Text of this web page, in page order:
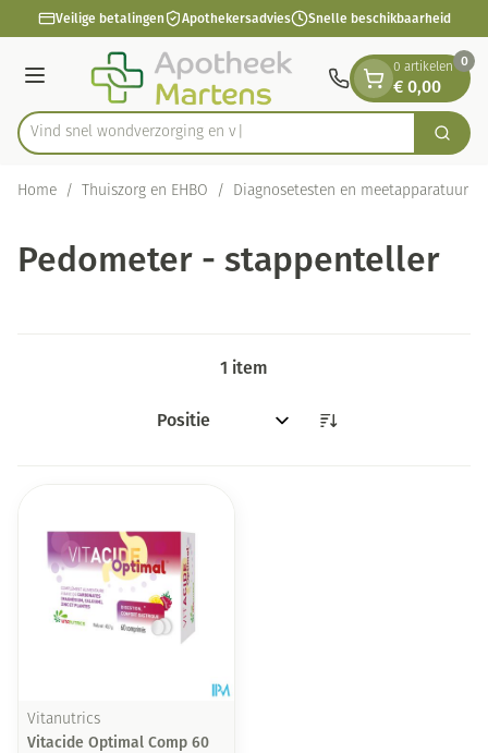
Ga naar de inhoud
1 van 1Veilige betalingen Apothekersadvies Snelle beschikbaarheid
Menu
Product, merk, categorie...
Vind snel wondverzorging Zoek
0 artikelen
€ 0,00
0
Home / Thuiszorg en EHBO / Diagnosetesten en meetapparatuur
Pedometer - stappenteller
1 item
Sorteer op:
Vitanutrics
Vitacide Optimal Comp 60